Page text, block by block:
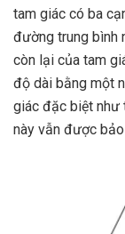
tam giác có ba
đường trung bình
còn lại của tam
độ dài bằng một
giác đặc biệt như
này vẫn được